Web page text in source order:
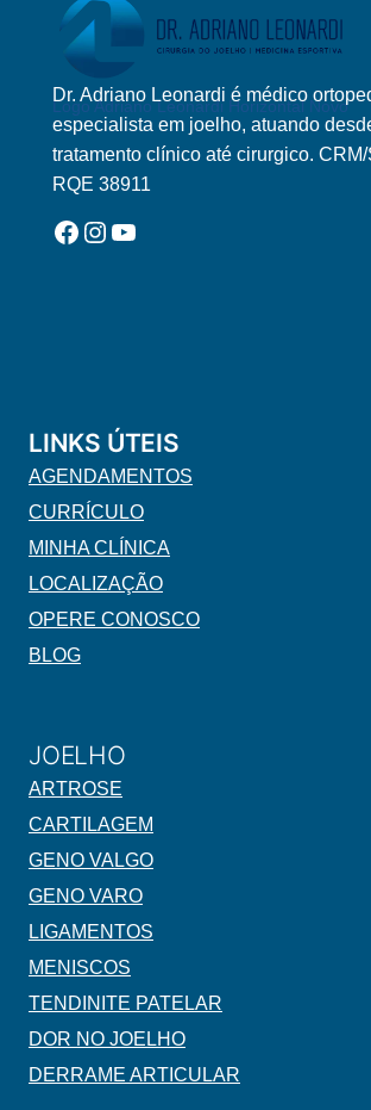
Logo Adriano Leonardi Horizontal Novo
Dr. Adriano Leonardi é médico
especialista em joelho, atuando
tratamento clínico até cirurgico. CRM/
RQE 38911
Facebook
Instagram
YouTube
LINKS ÚTEIS
AGENDAMENTOS
CURRÍCULO
MINHA CLÍNICA
LOCALIZAÇÃO
OPERE CONOSCO
BLOG
JOELHO
ARTROSE
CARTILAGEM
GENO VALGO
GENO VARO
LIGAMENTOS
MENISCOS
TENDINITE PATELAR
DOR NO JOELHO
DERRAME ARTICULAR